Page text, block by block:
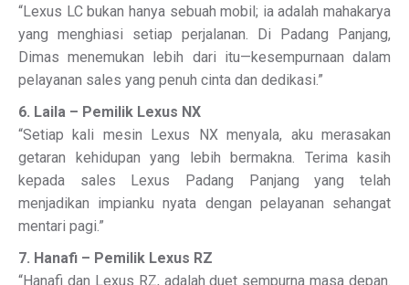
“Lexus LC bukan hanya sebuah mobil; ia adalah mahakarya
yang menghiasi setiap perjalanan. Di Padang Panjang,
Dimas menemukan lebih dari itu—kesempurnaan dalam
pelayanan sales yang penuh cinta dan dedikasi.”
6. Laila – Pemilik Lexus NX
“Setiap kali mesin Lexus NX menyala, aku merasakan
getaran kehidupan yang lebih bermakna. Terima kasih
kepada sales Lexus Padang Panjang yang telah
menjadikan impianku nyata dengan pelayanan sehangat
mentari pagi.”
7. Hanafi – Pemilik Lexus RZ
“Hanafi dan Lexus RZ, adalah duet sempurna masa depan.